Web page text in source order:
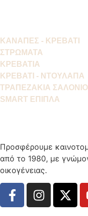
ΚΑΝΑΠΕΣ - ΚΡΕΒΑΤΙ
ΣΤΡΩΜΑΤΑ
ΚΡΕΒΑΤΙΑ
ΚΡΕΒΑΤΙ - ΝΤΟΥΛΑΠΑ
ΤΡΑΠΕΖΑΚΙΑ
SMART ΕΠΙΠΛΑ
Προσφέρουμε
από το 1980, με
οικογένειας.